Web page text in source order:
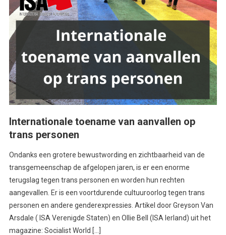
Internationale toename van aanvallen op
trans personen
Ondanks een grotere bewustwording en zichtbaarheid van de
transgemeenschap de afgelopen jaren, is er een enorme
terugslag tegen trans personen en worden hun rechten
aangevallen. Er is een voortdurende cultuuroorlog tegen trans
personen en andere genderexpressies. Artikel door Greyson Van
Arsdale ( ISA Verenigde Staten) en Ollie Bell (ISA Ierland) uit het
magazine: Socialist World […]